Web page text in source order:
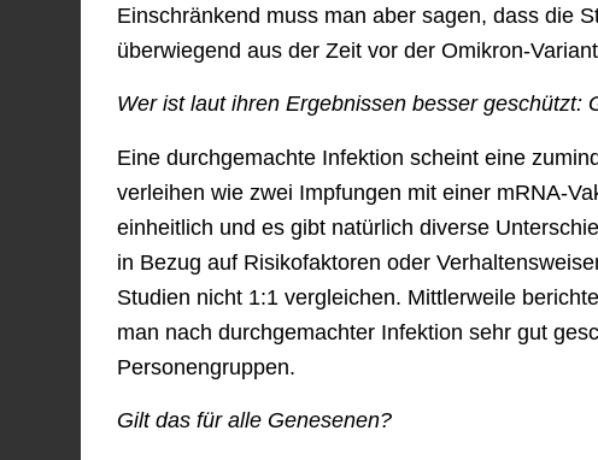
Einschränkend muss man aber sagen, dass die
überwiegend aus der Zeit vor der Omikron-
Wer ist laut ihren Ergebnissen besser geschützt:
Eine durchgemachte Infektion scheint eine
verleihen wie zwei Impfungen mit einer mRNA-
einheitlich und es gibt natürlich diverse
in Bezug auf Risikofaktoren oder
Studien nicht 1:1 vergleichen. Mittlerweile
man nach durchgemachter Infektion sehr gut
Personengruppen.
Gilt das für alle Genesenen?